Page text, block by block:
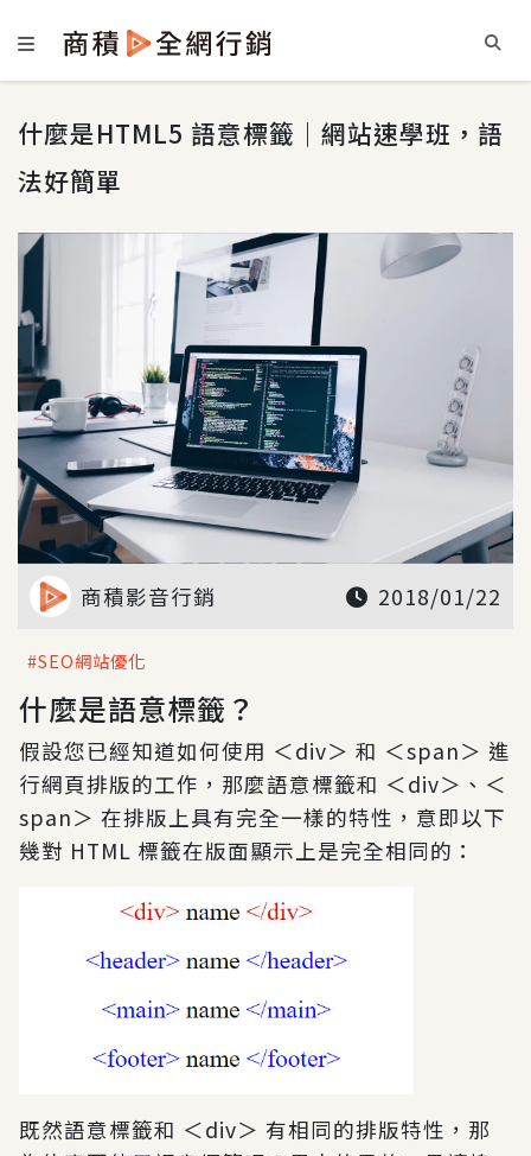
什麼是HTML5 語意標籤｜網站速學班，語
法好簡單
商積影音行銷 2018/01/22
SEO網站優化
什麼是語意標籤？
假設您已經知道如何使用 ＜div＞ 和 ＜span＞ 進
行網頁排版的工作，那麼語意標籤和 ＜div＞、＜
span＞ 在排版上具有完全一樣的特性，意即以下
幾對 HTML 標籤在版面顯示上是完全相同的：
既然語意標籤和 ＜div＞ 有相同的排版特性，那